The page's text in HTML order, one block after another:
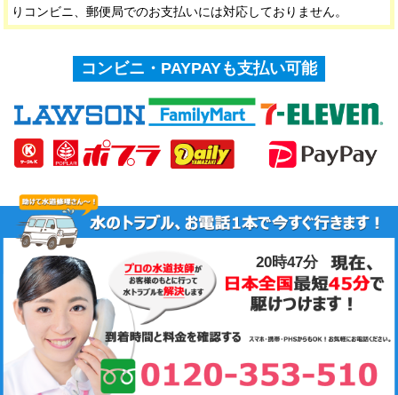
りコンビニ、郵便局でのお支払いには対応しておりません。
コンビニ・PAYPAYも支払い可能
20時47分